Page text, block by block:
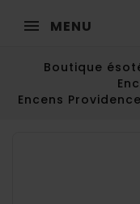
MENU
Boutique
Encens